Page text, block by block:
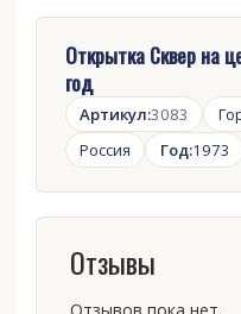
Открытка Сквер на
год
Артикул:3083
Россия
Год:1973
Отзывы